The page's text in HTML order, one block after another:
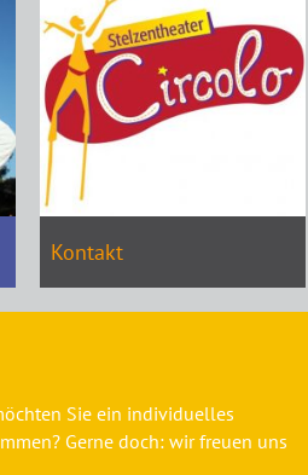
Kontakt
Sie ein individuelles
Gerne doch: wir freuen uns